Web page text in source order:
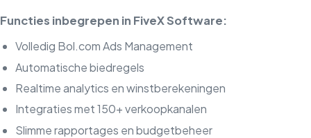
Functies inbegrepen in FiveX Software:
Volledig Bol.com Ads Management
Automatische biedregels
Realtime analytics en winstberekeningen
Integraties met 150+ verkoopkanalen
Slimme rapportages en budgetbeheer